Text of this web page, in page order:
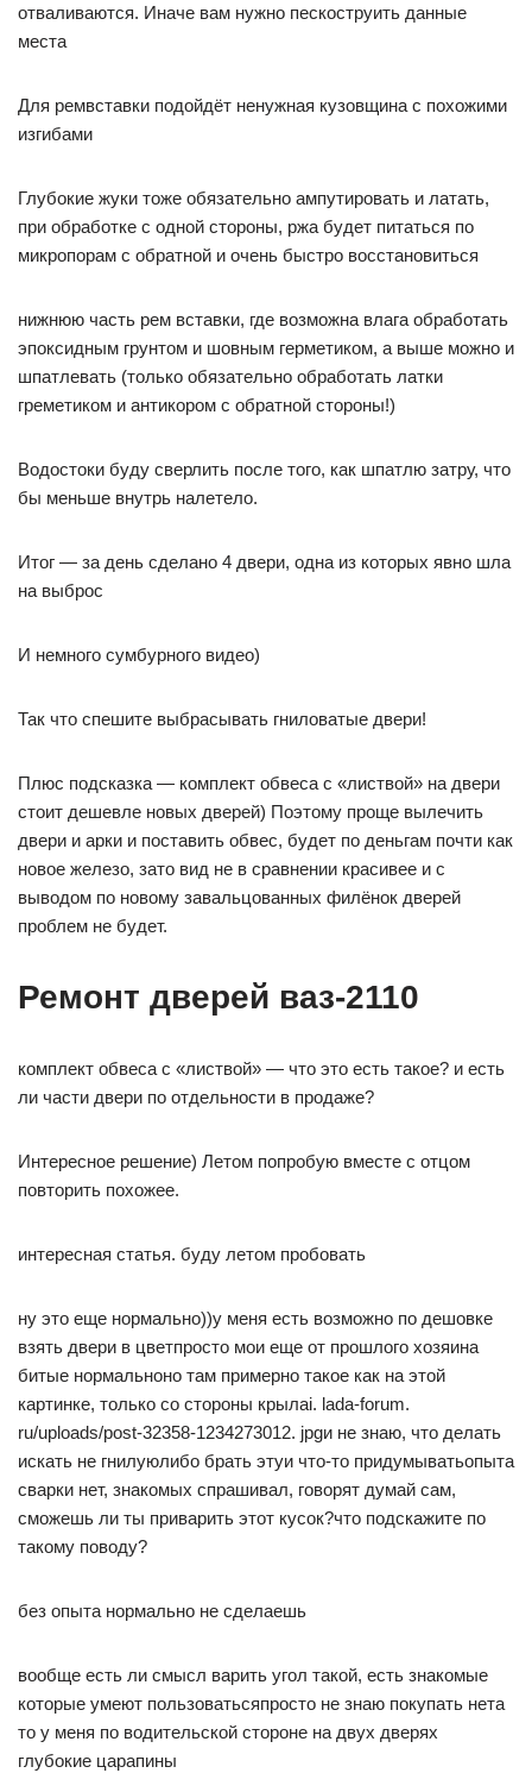
отваливаются. Иначе вам нужно пескоструить данные
места
Для ремвставки подойдёт ненужная кузовщина с похожими
изгибами
Глубокие жуки тоже обязательно ампутировать и латать,
при обработке с одной стороны, ржа будет питаться по
микропорам с обратной и очень быстро восстановиться
нижнюю часть рем вставки, где возможна влага обработать
эпоксидным грунтом и шовным герметиком, а выше можно и
шпатлевать (только обязательно обработать латки
греметиком и антикором с обратной стороны!)
Водостоки буду сверлить после того, как шпатлю затру, что
бы меньше внутрь налетело.
Итог — за день сделано 4 двери, одна из которых явно шла
на выброс
И немного сумбурного видео)
Так что спешите выбрасывать гниловатые двери!
Плюс подсказка — комплект обвеса с «листвой» на двери
стоит дешевле новых дверей) Поэтому проще вылечить
двери и арки и поставить обвес, будет по деньгам почти как
новое железо, зато вид не в сравнении красивее и с
выводом по новому завальцованных филёнок дверей
проблем не будет.
Ремонт дверей ваз-2110
комплект обвеса с «листвой» — что это есть такое? и есть
ли части двери по отдельности в продаже?
Интересное решение) Летом попробую вместе с отцом
повторить похожее.
интересная статья. буду летом пробовать
ну это еще нормально))у меня есть возможно по дешовке
взять двери в цветпросто мои еще от прошлого хозяина
битые нормальноно там примерно такое как на этой
картинке, только со стороны крылаi. lada-forum.
ru/uploads/post-32358-1234273012. jpgи не знаю, что делать
искать не гнилуюлибо брать этуи что-то придумыватьопыта
сварки нет, знакомых спрашивал, говорят думай сам,
сможешь ли ты приварить этот кусок?что подскажите по
такому поводу?
без опыта нормально не сделаешь
вообще есть ли смысл варить угол такой, есть знакомые
которые умеют пользоватьсяпросто не знаю покупать нета
то у меня по водительской стороне на двух дверях
глубокие царапины